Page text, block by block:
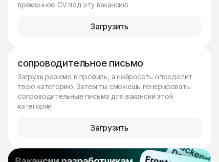
временное CV под эту вакансию
Загрузить
сопроводительное письмо
Загрузи резюме в профиль, а нейросеть определит
твою категорию. Затем ты сможешь генерировать
сопроводительные письма для вакансий этой
категории
Загрузить